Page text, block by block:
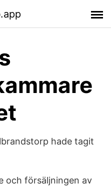
hade tagit
och försäljningen av